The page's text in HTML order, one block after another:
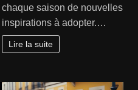
chaque saison de nouvelles
inspirations à adopter.…
Lire la suite